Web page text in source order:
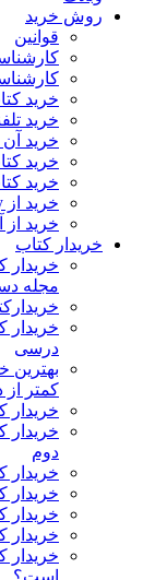
روش خرید
قوانین
خرید
خرید
خرید آن
خرید
خرید
خرید از ebay
خرید از
خریدار کتاب
مجله
خریدار
درسی
بهترین
کمتر از
دوم
خریدار
خریدار
خریدار